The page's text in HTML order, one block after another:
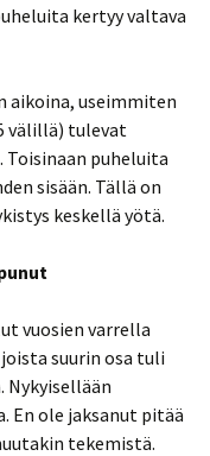
kertyy valtava
aikoina, useimmiten
välillä) tulevat
puheluita
sisään. Tällä on
keskellä yötä.
vuosien varrella
suurin osa tuli
Nykyisellään
En ole jaksanut pitää
tekemistä.